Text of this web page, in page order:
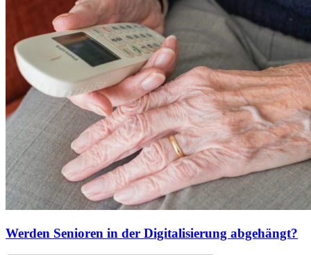
Werden Senioren in der Digitalisierung abgehängt?